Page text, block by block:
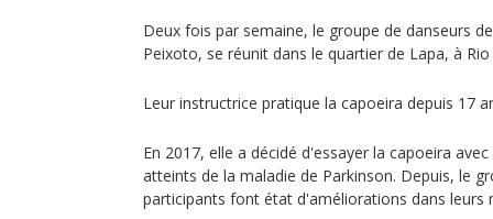
Deux fois par semaine, le groupe de danseurs
Peixoto, se réunit dans le quartier de Lapa, à Rio
Leur instructrice pratique la capoeira depuis 17
En 2017, elle a décidé d'essayer la capoeira
atteints de la maladie de Parkinson. Depuis, le
participants font état d'améliorations dans leurs